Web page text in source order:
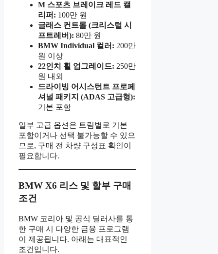
M 스포츠 브레이크 레드 캘
리퍼: 100만 원
글래스 컨트롤 (크리스털 시
프트레버): 80만 원
BMW Individual 컬러: 200만
원 이상
22인치 휠 업그레이드: 250만
원 내외
드라이빙 어시스턴트 프로페
셔널 패키지 (ADAS 고급형):
기본 포함
일부 고급 옵션은 트림별로 기본
포함이거나 선택 불가능할 수 있으
므로, 구매 전 차량 구성표 확인이
필요합니다.
BMW X6 리스 및 할부 구매
조건
BMW 코리아 및 공식 딜러사를 통
한 구매 시 다양한 금융 프로그램
이 제공됩니다. 아래는 대표적인
조건입니다.